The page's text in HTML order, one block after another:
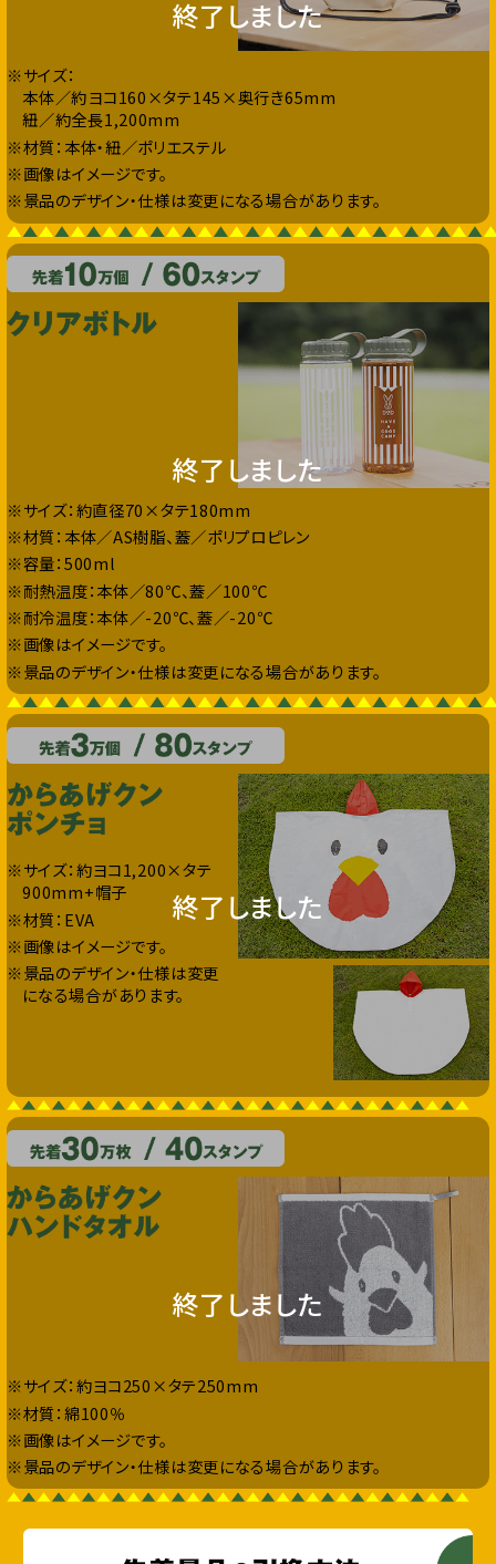
終了しました
※サイズ：
本体／約ヨコ160×タテ145×奥行き65mm
紐／約全長1,200mm
※材質：本体・紐／ポリエステル
※画像はイメージです。
※景品のデザイン・仕様は変更になる場合があります。
終了しました
※サイズ：約直径70×タテ180mm
※材質：本体／AS樹脂、蓋／ポリプロピレン
※容量：500ml
※耐熱温度：本体／80℃、蓋／100℃
※耐冷温度：本体／-20℃、蓋／-20℃
※画像はイメージです。
※景品のデザイン・仕様は変更になる場合があります。
終了しました
※サイズ：約ヨコ1,200×タテ
900mm+帽子
※材質：EVA
※画像はイメージです。
※景品のデザイン・仕様は変更
になる場合があります。
終了しました
※サイズ：約ヨコ250×タテ250mm
※材質：綿100％
※画像はイメージです。
※景品のデザイン・仕様は変更になる場合があります。